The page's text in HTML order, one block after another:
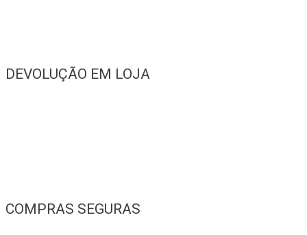
DEVOLUÇÃO EM LOJA
COMPRAS SEGURAS